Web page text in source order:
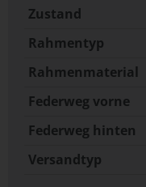
Zustand
Rahmentyp
Rahmenmaterial
Federweg vorne
Federweg hinten
Versandtyp